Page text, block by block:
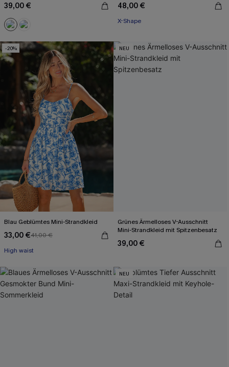
39,00 € 48,00 €
X-Shape
-20%
Blau Geblümtes Mini-Strandkleid
33,00 €41,00 €
High waist
NEU
Grünes Ärmelloses V-Ausschnitt
Mini-Strandkleid mit Spitzenbesatz
39,00 €
NEU